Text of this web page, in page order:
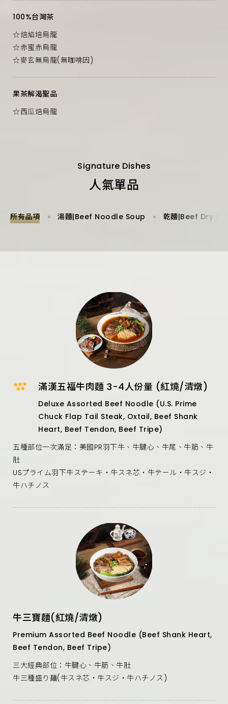
100%台灣茶
☆焙焰培烏龍
☆赤蜜赤烏龍
☆麥玄無烏龍(無咖啡因)
果茶解渴聖品
☆西瓜焙烏龍
Signature Dishes
人氣單品
所有品項 湯麵|Beef Noodle Soup 乾麵|Beef Dry
滿漢五福牛肉麵 3-4人份量 (紅燒/清燉)
Deluxe Assorted Beef Noodle (U.S. Prime
Chuck Flap Tail Steak, Oxtail, Beef Shank
Heart, Beef Tendon, Beef Tripe)
五種部位一次滿足：美國PR羽下牛、牛腱心、牛尾、牛筋、牛
肚
USプライム羽下牛ステーキ‧牛スネ芯‧牛テール‧牛スジ‧
牛ハチノス
牛三寶麵(紅燒/清燉)
Premium Assorted Beef Noodle (Beef Shank Heart,
Beef Tendon, Beef Tripe)
三大經典部位：牛腱心、牛筋、牛肚
牛三種盛り麺(牛スネ芯‧牛スジ‧牛ハチノス)